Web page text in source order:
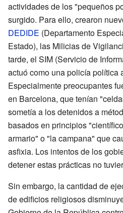
actividades de los "pequeños
surgido. Para ello, crearon
DEDIDE (Departamento
Estado), las Milicias de
tarde, el SIM (Servicio de
actuó como una policía política
Especialmente preocupantes
en Barcelona, que tenían
sometía a los detenidos a
basados en principios
armario" o "la campana" que
asfixia. Los intentos de los
detener estas prácticas no
Sin embargo, la cantidad de
de edificios religiosos